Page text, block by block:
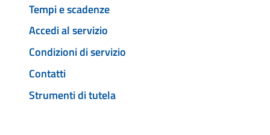
Tempi e scadenze
Accedi al servizio
Condizioni di servizio
Contatti
Strumenti di tutela